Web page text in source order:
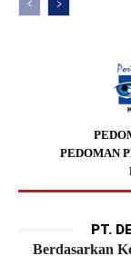
PEDOMAN
PT.
Berdasarkan